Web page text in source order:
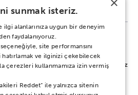
koşulsuz mutluluğunuz için yanınızdayız.
boyunca iade ve değişim garantisi Zuhal
sunmak isteriz.
ilgi alanlarınıza uygun bir deneyim
faydalanıyoruz.
site performansını
ve ilginizi çekebilecek
çerezleri kullanmamıza izin vermiş
Reddet” ile yalnızca sitenin